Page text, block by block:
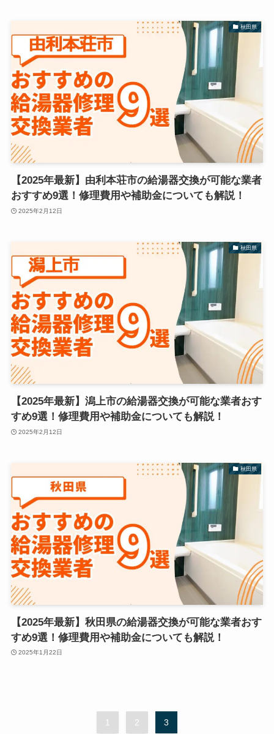
秋田県
【2025年最新】由利本荘市の給湯器交換が可能な業者
おすすめ9選！修理費用や補助金についても解説！
2025年2月12日
秋田県
【2025年最新】潟上市の給湯器交換が可能な業者おす
すめ9選！修理費用や補助金についても解説！
2025年2月12日
秋田県
【2025年最新】秋田県の給湯器交換が可能な業者おす
すめ9選！修理費用や補助金についても解説！
2025年1月22日
1 2 3